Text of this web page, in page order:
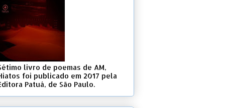
livro de poemas de AM,
foi publicado em 2017 pela
Patuá, de São Paulo.